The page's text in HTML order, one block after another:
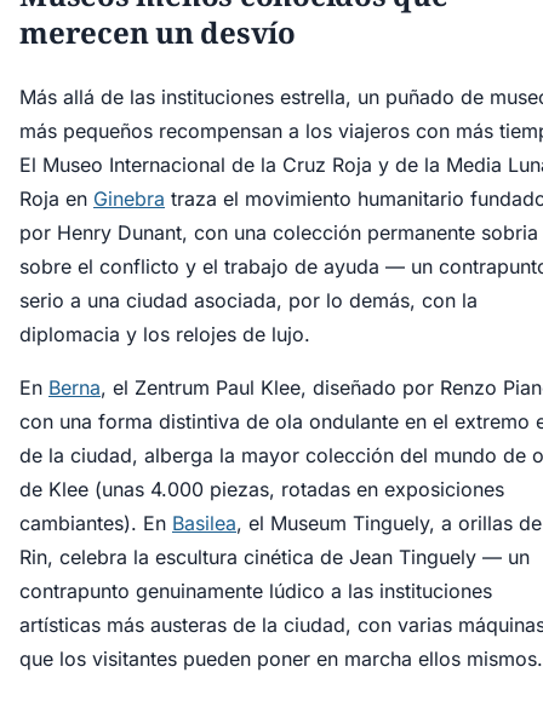
merecen un desvío
Más allá de las instituciones estrella, un puñado de
más pequeños recompensan a los viajeros con más
El Museo Internacional de la Cruz Roja y de la Media
Roja en Ginebra traza el movimiento humanitario
por Henry Dunant, con una colección permanente sobria
sobre el conflicto y el trabajo de ayuda — un
serio a una ciudad asociada, por lo demás, con la
diplomacia y los relojes de lujo.
En Berna, el Zentrum Paul Klee, diseñado por Renzo
con una forma distintiva de ola ondulante en el extremo
de la ciudad, alberga la mayor colección del mundo de
de Klee (unas 4.000 piezas, rotadas en exposiciones
cambiantes). En Basilea, el Museum Tinguely, a orillas
Rin, celebra la escultura cinética de Jean Tinguely — un
contrapunto genuinamente lúdico a las instituciones
artísticas más austeras de la ciudad, con varias
que los visitantes pueden poner en marcha ellos mismos.